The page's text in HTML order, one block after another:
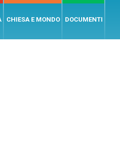
CHIESA E MONDO DOCUMENTI